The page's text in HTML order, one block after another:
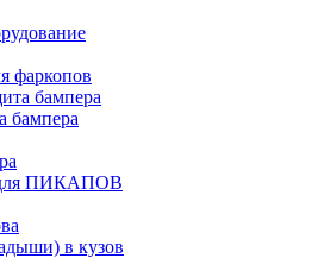
фаркопов
бампера
бампера
для ПИКАПОВ
в кузов